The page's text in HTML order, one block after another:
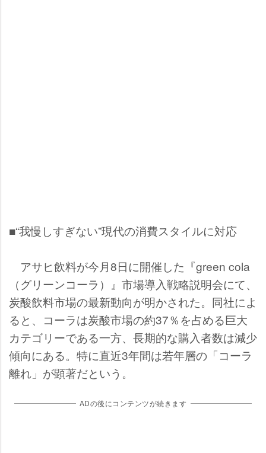
■“我慢しすぎない”現代の消費スタイルに対応
アサヒ飲料が今月8日に開催した『green cola
（グリーンコーラ）』市場導入戦略説明会にて、
炭酸飲料市場の最新動向が明かされた。同社によ
ると、コーラは炭酸市場の約37％を占める巨大
カテゴリーである一方、長期的な購入者数は減少
傾向にある。特に直近3年間は若年層の「コーラ
離れ」が顕著だという。
ADの後にコンテンツが続きます